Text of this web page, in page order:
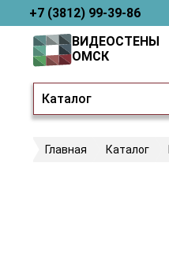
+7 (3812) 99-39-86
Каталог
ВИДЕОСТЕНЫ
ОМСК
Главная Каталог